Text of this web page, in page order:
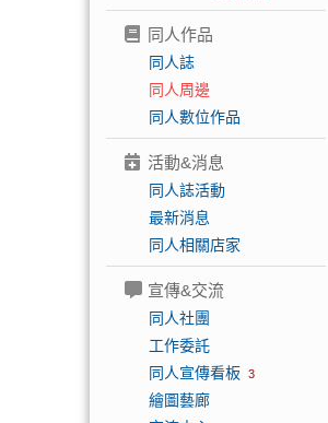
同人作品
同人誌
同人周邊
同人數位作品
活動&消息
同人誌活動
最新消息
同人相關店家
宣傳&交流
同人社團
工作委託
同人宣傳看板 3
繪圖藝廊